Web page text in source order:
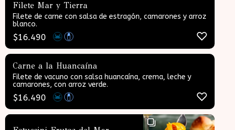
Filete Mar y Tierra
Filete de carne con salsa de estragón, camarones y arroz
blanco.
$16.490
Carne a la Huancaína
Filete de vacuno con salsa huancaína, crema, leche y
camarones, con arroz verde.
$16.490